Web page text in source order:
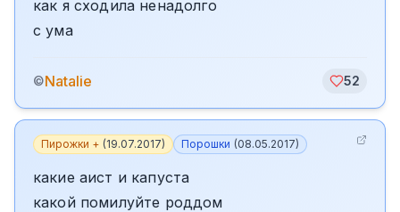
как я сходила ненадолго
с ума
©Natalie 52
Пирожки + (19.07.2017) Порошки (08.05.2017)
какие аист и капуста
какой помилуйте роддом